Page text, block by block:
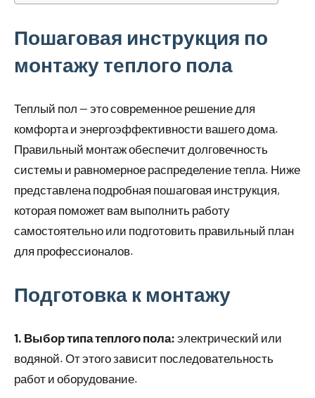
Пошаговая инструкция по
монтажу теплого пола
Теплый пол — это современное решение для
комфорта и энергоэффективности вашего дома.
Правильный монтаж обеспечит долговечность
системы и равномерное распределение тепла. Ниже
представлена подробная пошаговая инструкция,
которая поможет вам выполнить работу
самостоятельно или подготовить правильный план
для профессионалов.
Подготовка к монтажу
1. Выбор типа теплого пола: электрический или
водяной. От этого зависит последовательность
работ и оборудование.